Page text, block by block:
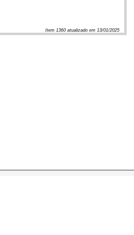
Item 1360 atualizado em 13/01/2025